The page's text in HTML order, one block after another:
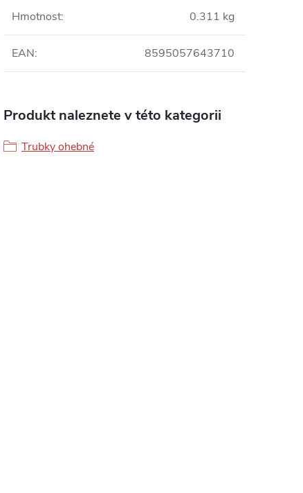
Hmotnost: 0.311 kg
EAN: 8595057643710
Produkt naleznete v této kategorii
Trubky ohebné